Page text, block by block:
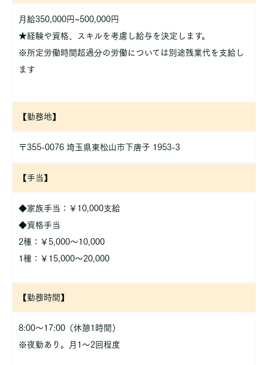
月給350,000円~500,000円
★経験や資格、スキルを考慮し給与を決定します。
※所定労働時間超過分の労働については別途残業代を支給し
ます
【勤務地】
〒355-0076 埼玉県東松山市下唐子 1953-3
【手当】
◆家族手当：￥10,000支給
◆資格手当
2種：￥5,000～10,000
1種：￥15,000～20,000
【勤務時間】
8:00～17:00（休憩1時間）
※夜勤あり。月1～2回程度